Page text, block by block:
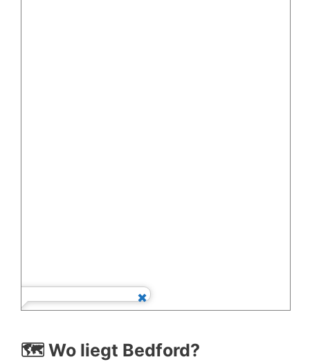
🗺️ Wo liegt Bedford?